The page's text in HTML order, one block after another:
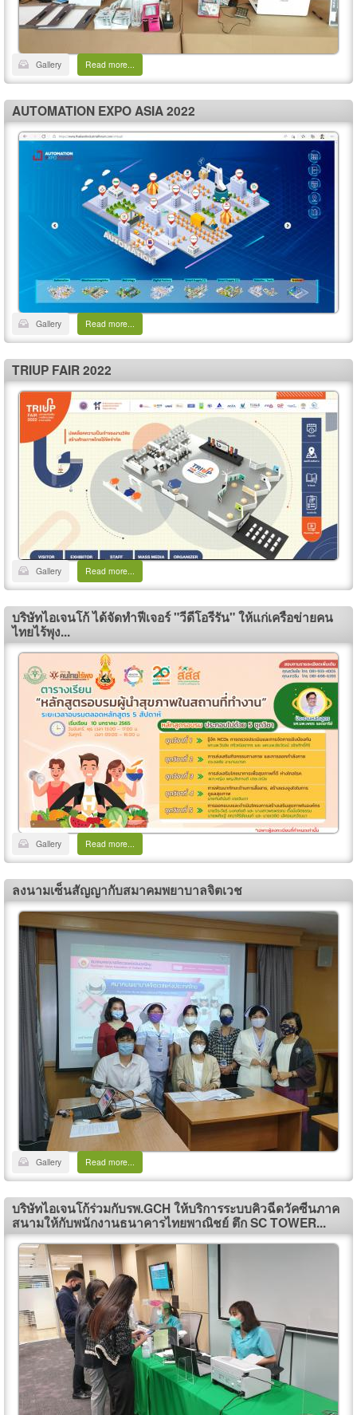
Gallery Read more...
AUTOMATION EXPO ASIA 2022
Gallery Read more...
TRIUP FAIR 2022
Gallery Read more...
บริษัทไอเจนโก้ ได้จัดทำฟีเจอร์ "วีดีโอรีรัน" ให้แก่เครือข่ายคน
ไทยไร้พุง...
Gallery Read more...
ลงนามเซ็นสัญญากับสมาคมพยาบาลจิตเวช
Gallery Read more...
บริษัทไอเจนโก้ร่วมกับรพ.GCH ให้บริการระบบคิวฉีดวัคซีนภาค
สนามให้กับพนักงานธนาคารไทยพาณิชย์ ตึก SC TOWER...